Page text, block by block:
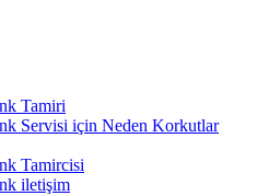
Tamiri
Servisi için Neden Korkutlar
Tamircisi
iletişim